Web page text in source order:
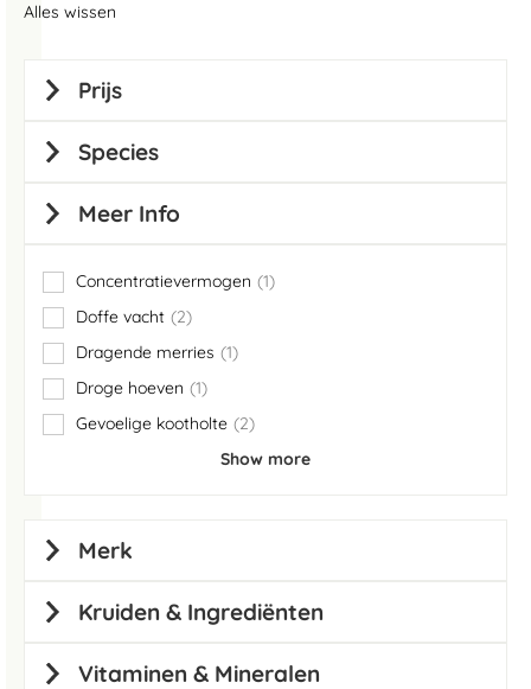
Alles wissen
Prijs
Species
Meer Info
Concentratievermogen 1
item
Doffe vacht
2
items
Dragende merries
1
item
Droge hoeven
1
item
Gevoelige kootholte
2
items
Show more
Merk
Kruiden & Ingrediënten
Vitaminen & Mineralen